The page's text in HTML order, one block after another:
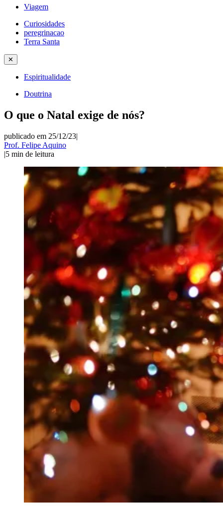
Viagem
Curiosidades
peregrinacao
Terra Santa
✕
Espiritualidade
Doutrina
O que o Natal exige de nós?
publicado em 25/12/23|
Prof. Felipe Aquino
|5 min de leitura